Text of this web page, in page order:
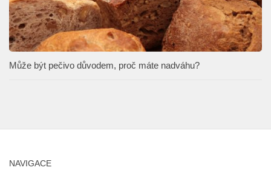
Může být pečivo důvodem, proč máte nadváhu?
NAVIGACE